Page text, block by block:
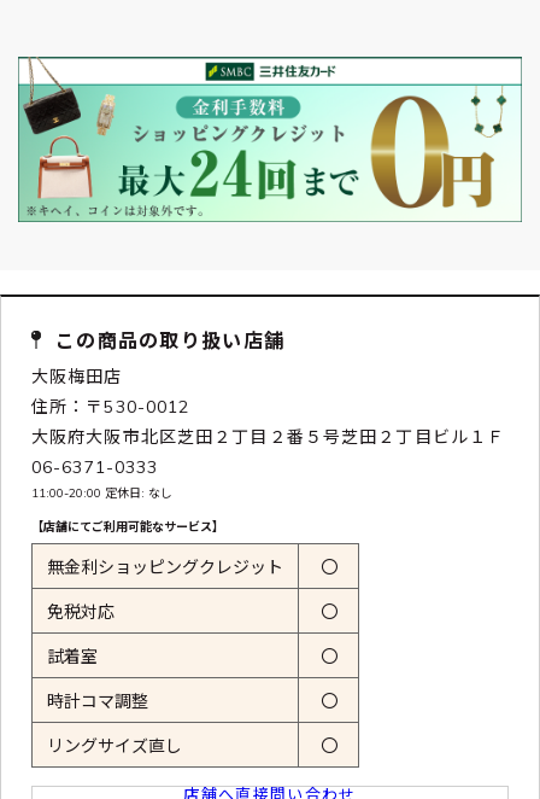
この商品の取り扱い店舗
大阪梅田店
住所：〒530-0012
大阪府大阪市北区芝田２丁目２番５号芝田２丁目ビル１Ｆ
06-6371-0333
11:00-20:00 定休日: なし
【店舗にてご利用可能なサービス】
無金利ショッピングクレジット 〇
免税対応 〇
試着室 〇
時計コマ調整 〇
リングサイズ直し 〇
店舗へ直接問い合わせ